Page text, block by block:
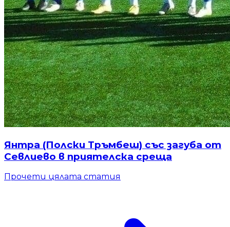
Янтра (Полски Тръмбеш) със загуба от
Севлиево в приятелска среща
Прочети цялата статия